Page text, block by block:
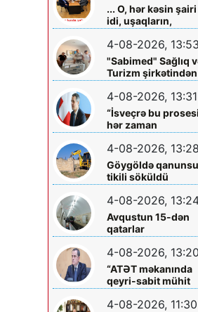
... O, hər kəsin şairi
idi, uşaqların,
gənclərin,
böyüklərin qəlbinə
yol tapan incə
söz sərrafı idi...
4-08-2026, 13:53
"Sabimed" Sağlıq
Turizm şirkətindən
növbəti xeyirxah
addım – Türkiyədə
müalicə alan
körpəyə hərtərəfli
dəstək
4-08-2026, 13:31
“İsveçrə bu prosesi
hər zaman
dəstəkləməyə
hazırdır”
4-08-2026, 13:28
Göygöldə
tikili söküldü
4-08-2026,
Avqustun 15-dən
qatarlar
“Nizami”-“28 May”
arasında
işləməyəcək
4-08-2026, 13:20
“ATƏT məkanında
qeyri-sabit mühit
hökm sürür”
4-08-2026, 11:30